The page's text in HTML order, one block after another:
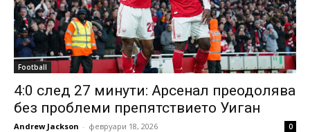
Football
4:0 след 27 минути: Арсенал преодолява
без проблеми препятствието Уиган
Andrew Jackson - февруари 18, 2026 0